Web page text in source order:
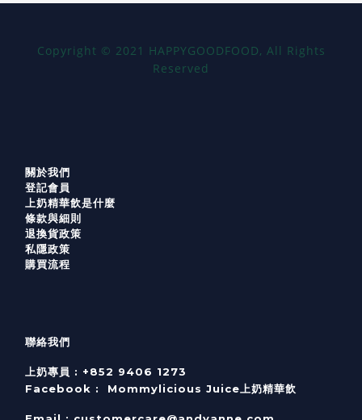
Copyright © 2021 HAPPYGOODFOOD, All Rights
Reserved
關於我們
登記會員
上奶精華飲是什麼
條款與細則
退換貨政策
私隱政策
購買流程
聯絡我們
上奶專員 : +852 9406 1273
Facebook :
Mommylicious Juice上奶精華飲